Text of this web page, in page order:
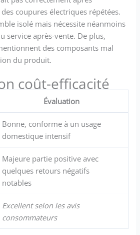
travailleurs laborieux et
mentaux ainsi que les
personnes souffrant
d'arthralgie rhumatismale.
coupures électriques répétées.
isolé mais nécessite néanmoins
service après-vente. De plus,
des composants mal
du produit.
coût-efficacité
Évaluation
Bonne, conforme à un usage
domestique intensif
Majeure partie positive avec
quelques retours négatifs
notables
Excellent selon les avis
consommateurs